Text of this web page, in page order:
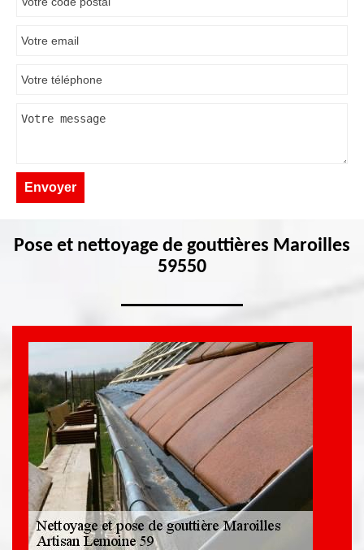
Pose et nettoyage de gouttières Maroilles
59550